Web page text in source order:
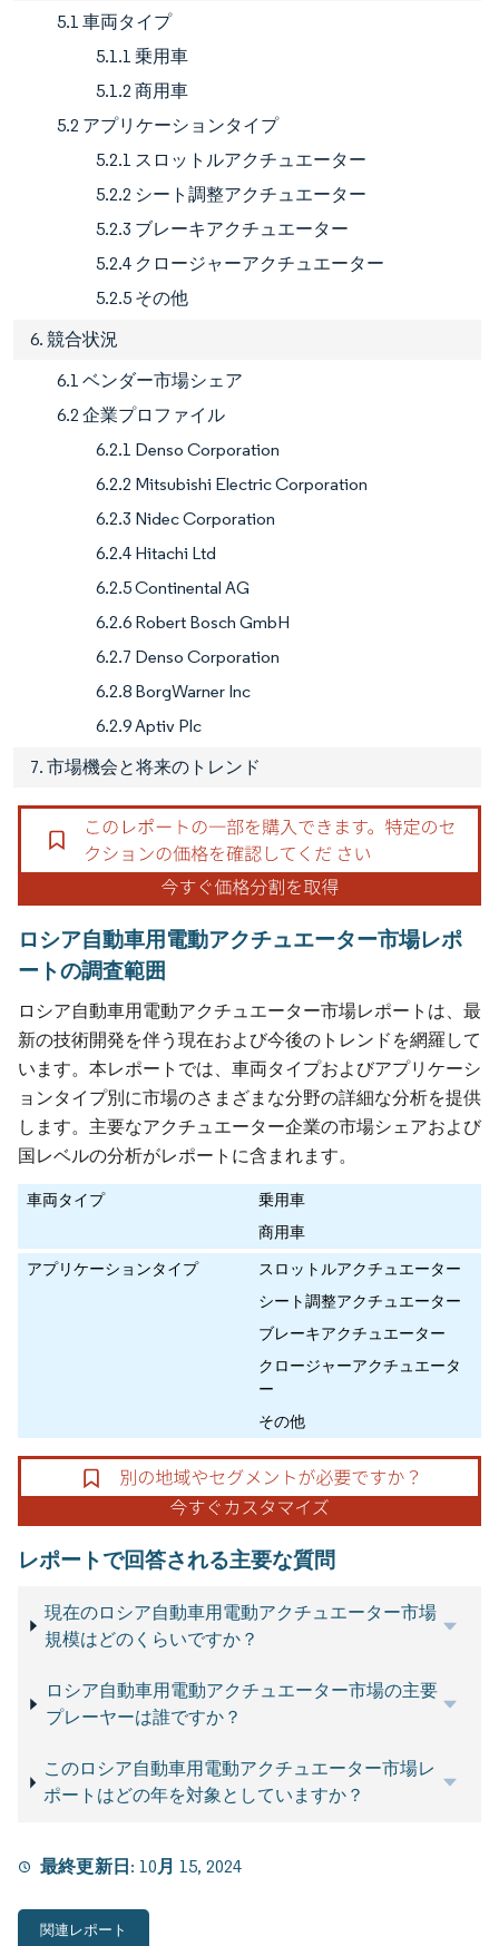
5.1 車両タイプ
5.1.1 乗用車
5.1.2 商用車
5.2 アプリケーションタイプ
5.2.1 スロットルアクチュエーター
5.2.2 シート調整アクチュエーター
5.2.3 ブレーキアクチュエーター
5.2.4 クロージャーアクチュエーター
5.2.5 その他
6. 競合状況
6.1 ベンダー市場シェア
6.2 企業プロファイル
6.2.1 Denso Corporation
6.2.2 Mitsubishi Electric Corporation
6.2.3 Nidec Corporation
6.2.4 Hitachi Ltd
6.2.5 Continental AG
6.2.6 Robert Bosch GmbH
6.2.7 Denso Corporation
6.2.8 BorgWarner Inc
6.2.9 Aptiv Plc
7. 市場機会と将来のトレンド
ロシア自動車用電動アクチュエーター市場レポ
ートの調査範囲
ロシア自動車用電動アクチュエーター市場レポートは、最
新の技術開発を伴う現在および今後のトレンドを網羅して
います。本レポートでは、車両タイプおよびアプリケーシ
ョンタイプ別に市場のさまざまな分野の詳細な分析を提供
します。主要なアクチュエーター企業の市場シェアおよび
国レベルの分析がレポートに含まれます。
車両タイプ
乗用車
商用車
アプリケーションタイプ
スロットルアクチュエーター
シート調整アクチュエーター
ブレーキアクチュエーター
クロージャーアクチュエータ
ー
その他
レポートで回答される主要な質問
現在のロシア自動車用電動アクチュエーター市場
規模はどのくらいですか？
ロシア自動車用電動アクチュエーター市場の主要
プレーヤーは誰ですか？
このロシア自動車用電動アクチュエーター市場レ
ポートはどの年を対象としていますか？
最終更新日: 10月 15, 2024
関連レポート